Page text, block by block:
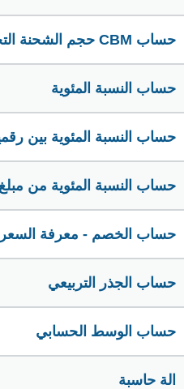
حساب CBM حجم الشحنة التجارية
حساب النسبة المئوية
حساب النسبة المئوية بين
حساب النسبة المئوية من مبلغ
حساب الخصم - معرفة السعر
حساب الجذر التربيعي
حساب الوسط الحسابي
الة حاسبة